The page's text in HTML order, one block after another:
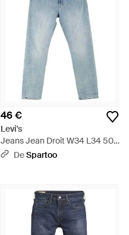
46 €
Levi's
Jeans Jean Droit W34 L34 502
- Bleu
DeSpartoo